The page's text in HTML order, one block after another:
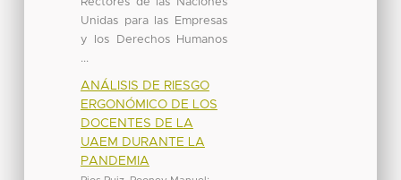
Unidas para las Empresas
y los Derechos Humanos
...
ANÁLISIS DE RIESGO
ERGONÓMICO DE LOS
DOCENTES DE LA
UAEM DURANTE LA
PANDEMIA